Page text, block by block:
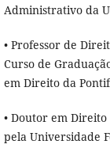
Administrativo da
• Professor de
Curso de
em Direito da
• Doutor em
pela Universidade